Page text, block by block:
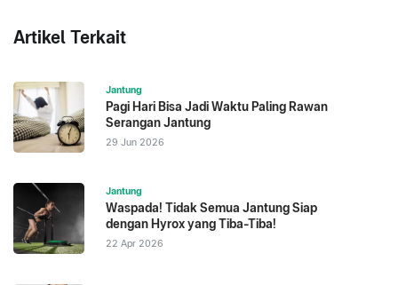
Artikel Terkait
Jantung
Pagi Hari Bisa Jadi Waktu Paling Rawan
Serangan Jantung
29 Jun 2026
Jantung
Waspada! Tidak Semua Jantung Siap
dengan Hyrox yang Tiba-Tiba!
22 Apr 2026